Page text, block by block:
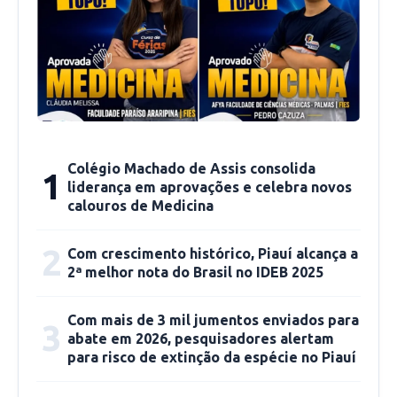
Para quem está no nível Básico tem a
consultoria Transformação Digital do Zero,
TDZ e também Sistema de Delivery do Zero.
Para o estágio Intermediário, tem a consultoria
tem acesso a consultorias para criação de
aplicativo, estruturação de loja virtual, growth
Nessas consultorias, o empreendedor aprende
comércio online, como comercializar nos canais
digitais e quais são esses canais, além de
1
Colégio Machado de Assis consolida
liderança em aprovações e celebra novos
calouros de Medicina
2 Com crescimento histórico, Piauí alcança a
2ª melhor nota do Brasil no IDEB 2025
3 Com mais de 3 mil jumentos enviados para
abate em 2026, pesquisadores alertam
para risco de extinção da espécie no Piauí